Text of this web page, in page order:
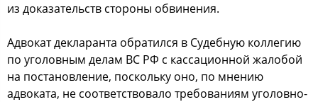
из доказательств стороны обвинения.
Адвокат декларанта обратился в Судебную коллегию
по уголовным делам ВС РФ с кассационной жалобой
на постановление, поскольку оно, по мнению
адвоката, не соответствовало требованиям уголовно-